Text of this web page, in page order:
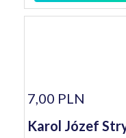
7,00 PLN
Karol Józef